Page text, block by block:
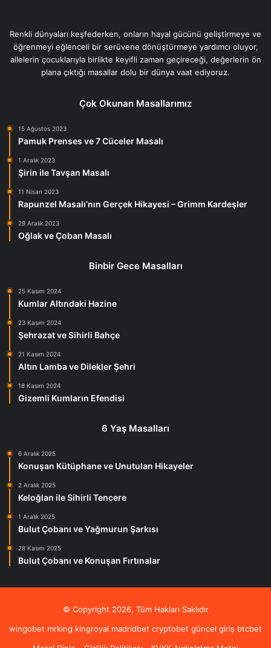
Renkli dünyaları keşfederken, onların hayal gücünü geliştirmeye ve
öğrenmeyi eğlenceli bir serüvene dönüştürmeye yardımcı oluyor,
ailelerin çocuklarıyla birlikte keyifli zaman geçireceği, değerlerin ön
plana çıktığı masallar dolu bir dünya vaat ediyoruz.
Çok Okunan Masallarımız
15 Ağustos 2023
Pamuk Prenses ve 7 Cüceler Masalı
1 Aralık 2023
Şirin ile Tavşan Masalı
11 Nisan 2023
Rapunzel Masalı’nın Gerçek Hikayesi – Grimm Kardeşler
29 Aralık 2023
Oğlak ve Çoban Masalı
Binbir Gece Masalları
25 Kasım 2024
Kumlar Altındaki Hazine
23 Kasım 2024
Şehrazat ve Sihirli Bahçe
21 Kasım 2024
Altın Lamba ve Dilekler Şehri
18 Kasım 2024
Gizemli Kumların Efendisi
6 Yaş Masalları
6 Aralık 2025
Konuşan Kütüphane ve Unutulan Hikayeler
2 Aralık 2025
Keloğlan ile Sihirli Tencere
1 Aralık 2025
Bulut Çobanı ve Yağmurun Şarkısı
28 Kasım 2025
Bulut Çobanı ve Konuşan Fırtınalar
© Copyright 2026, Tüm Hakları Saklıdır
wingobet mrking kingroyal madridbet cryptobet güncel giriş btcbet